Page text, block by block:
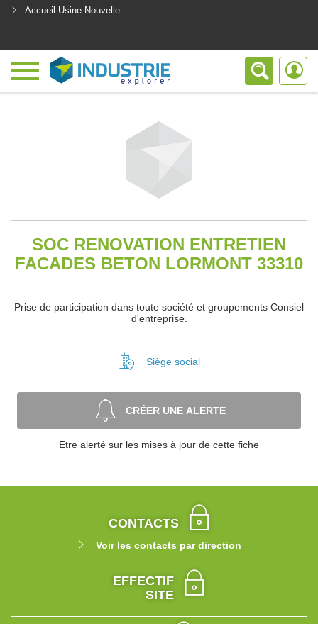
Accueil Usine Nouvelle
SOC RENOVATION ENTRETIEN
FACADES BETON LORMONT 33310
Prise de participation dans toute société et groupements Consiel
d'entreprise.
Siège social
CRÉER UNE ALERTE
Etre alerté sur les mises à jour de cette fiche
CONTACTS
Voir les contacts par direction
EFFECTIF
SITE